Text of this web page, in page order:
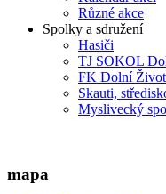
Různé akce
Spolky a sdružení
Hasiči
TJ SOKOL
FK Dolní
Skauti,
Myslivecký
mapa